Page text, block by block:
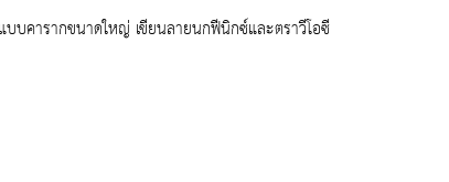
บคารากขนาดใหญ่ เขียนลายนกฟีนิกซ์และตราวีโอซี